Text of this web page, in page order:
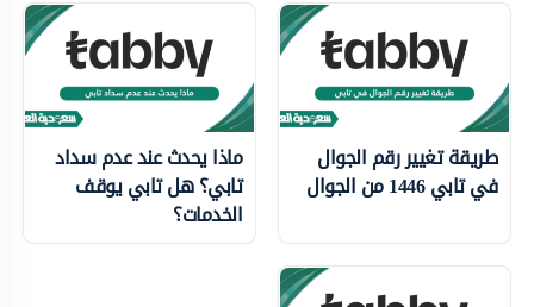
طريقة تغيير رقم الجوال
في تابي 1446 من الجوال
ماذا يحدث عند عدم سداد
تابي؟ هل تابي يوقف
الخدمات؟